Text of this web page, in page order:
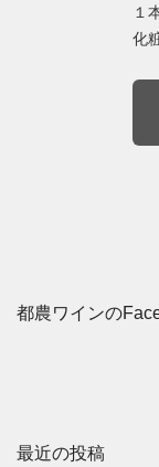
１
化
都農ワインの
最近の投稿